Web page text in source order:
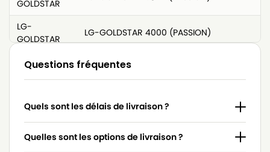
GOLDSTAR
LG-
GOLDSTAR
LG-GOLDSTAR 4000 (PASSION)
LG-
LG-GOLDSTAR 4200 (PASSION)
GOLDSTAR
LG-GOLDSTAR 5000 (PASSION)
LG-
GOLDSTAR
LG-GOLDSTAR BASIC (Série)
Questions fréquentes
Quels sont les délais de livraison ?
Quelles sont les options de livraison ?